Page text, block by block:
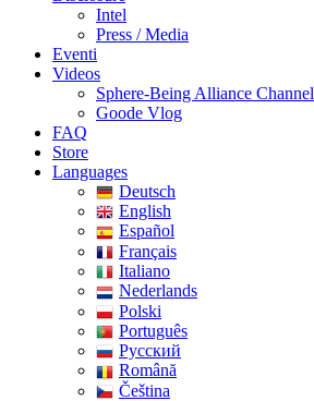
Intel
Press / Media
Eventi
Videos
Sphere-Being Alliance Channel
Goode Vlog
FAQ
Store
Languages
Deutsch
English
Español
Français
Italiano
Nederlands
Polski
Português
Pусский
Română
Čeština